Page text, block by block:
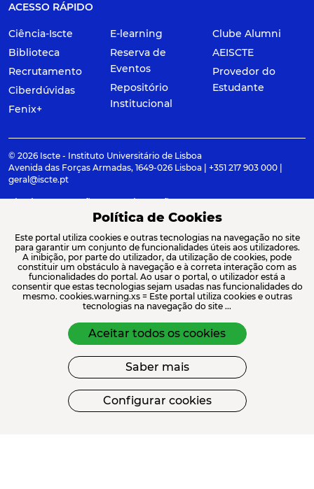
ACESSO RÁPIDO
Ciência-Iscte
Biblioteca
Recrutamento
Ciberdúvidas
Fenix+
E-learning
Reserva de
Eventos
Repositório
Institucional
Clube Alumni
AEISCTE
Provedor do
Estudante
© 2026 Iscte - Instituto Universitário de Lisboa
Avenida das Forças Armadas, 1649-026 Lisboa | +351 217 903 000 |
geral@iscte.pt
Elogios, Sugestões e Reclamações
Termos e condições
Canal de denúncia
ACREDITAÇÕES E ASSOCIAÇÕES
FINANCIAMENTO
Política de Cookies
Este portal utiliza cookies e outras tecnologias na navegação no site
para garantir um conjunto de funcionalidades úteis aos utilizadores.
A inibição, por parte do utilizador, da utilização de cookies, pode
constituir um obstáculo à navegação e à correta interação com as
funcionalidades do portal. Ao usar o portal, o utilizador está a
consentir que estas tecnologias sejam usadas nas funcionalidades do
mesmo. cookies.warning.xs = Este portal utiliza cookies e outras
tecnologias na navegação do site ...
Aceitar todos os cookies
Saber mais
Configurar cookies